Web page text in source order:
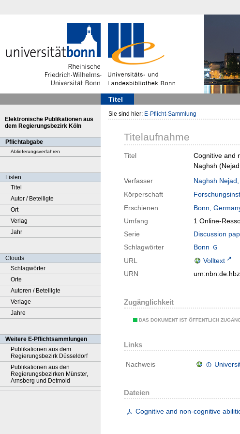
Titel
Elektronische Publikationen aus
dem Regierungsbezirk Köln
Pflichtabgabe
Ablieferungsverfahren
Listen
Titel
Autor / Beteiligte
Ort
Verlag
Jahr
Clouds
Schlagwörter
Orte
Autoren / Beteiligte
Verlage
Jahre
Weitere E-Pflichtsammlungen
Publikationen aus dem
Regierungsbezirk Düsseldorf
Publikationen aus den
Regierungsbezirken Münster,
Arnsberg und Detmold
Sie sind hier: E-Pflicht-Sammlung
Titelaufnahme
Titel
Cognitive and
Naghsh
Verfasser
Naghsh
Körperschaft
Erschienen
Bonn,
Umfang
1 Online-
Serie
Discussion
Schlagwörter
Bonn
URL
Volltext
URN
Zugänglichkeit
DAS DOKUMENT IST ÖFFENTLICH
Links
Nachweis
Dateien
Cognitive and non-cognitive